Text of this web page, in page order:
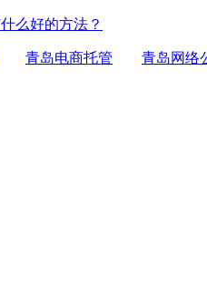
么好的方法？
青岛电商托管 青岛网络